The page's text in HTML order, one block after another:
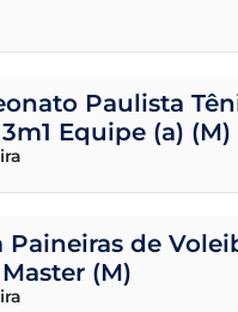
Paulista
Equipe (a) (M)
Paineiras de
(M)